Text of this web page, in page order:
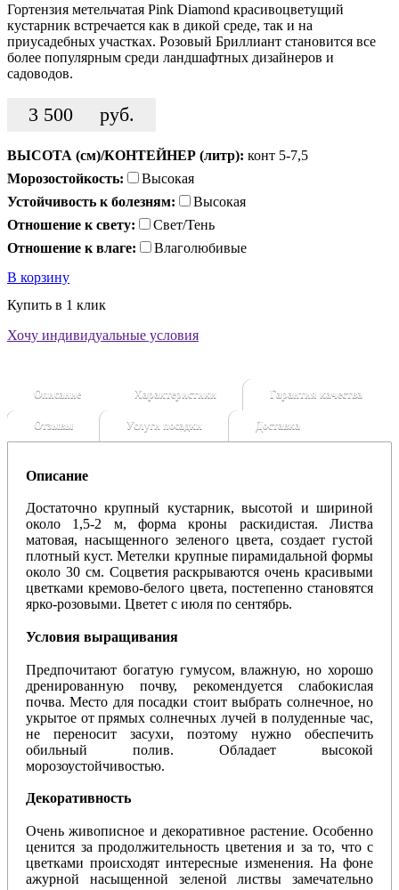
Гортензия метельчатая Pink Diamond красивоцветущий
кустарник встречается как в дикой среде, так и на
приусадебных участках. Розовый Бриллиант становится все
более популярным среди ландшафтных дизайнеров и
садоводов.
3 500 руб.
ВЫСОТА (см)/КОНТЕЙНЕР (литр): конт 5-7,5
Морозостойкость:
Высокая
Устойчивость к болезням:
Высокая
Отношение к свету:
Свет/Тень
Отношение к влаге:
Влаголюбивые
В корзину
Купить в 1 клик
Хочу индивидуальные условия
Описание Характеристики Гарантия качества
Отзывы Услуги посадки Доставка
Описание
Достаточно крупный кустарник,высотой и шириной
около 1,5-2 м, форма кроны раскидистая. Листва
матовая, насыщенного зеленого цвета, создает густой
плотный куст. Метелки крупные пирамидальной формы
около 30 см. Соцветия раскрываются очень красивыми
цветками кремово-белого цвета, постепенно становятся
ярко-розовыми. Цветет с июля по сентябрь.
Условия выращивания
Предпочитают богатую гумусом, влажную, но хорошо
дренированную почву, рекомендуется слабокислая
почва. Место для посадки стоит выбрать солнечное, но
укрытое от прямых солнечных лучей в полуденные час,
не переносит засухи, поэтому нужно обеспечить
обильный полив. Обладает высокой
морозоустойчивостью.
Декоративность
Очень живописное и декоративное растение. Особенно
ценится за продолжительность цветения и за то, что с
цветками происходят интересные изменения. На фоне
ажурной насыщенной зеленой листвы замечательно